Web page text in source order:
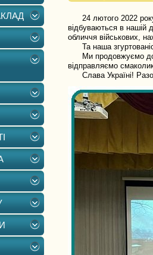
24 лютого 2022 року
відбуваються в нашій
обличчя військових,
Та наша
Ми продовжуємо
відправляємо
Слава Україні!